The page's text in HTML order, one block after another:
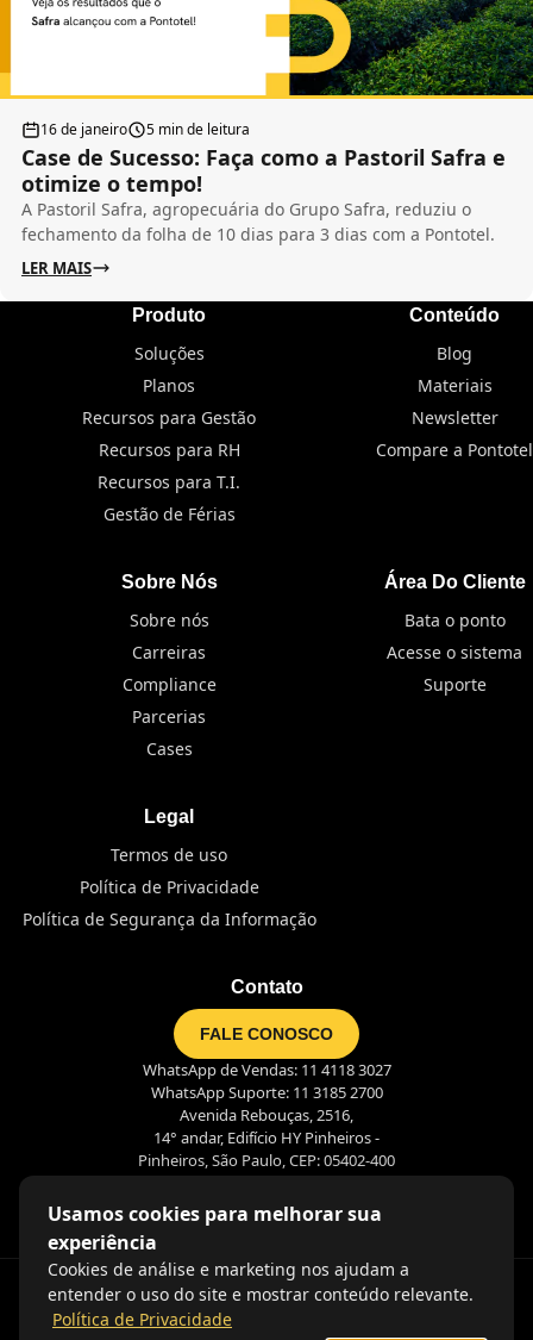
16 de janeiro 5 min de leitura
Case de Sucesso: Faça como a Pastoril Safra e
otimize o tempo!
A Pastoril Safra, agropecuária do Grupo Safra, reduziu o
fechamento da folha de 10 dias para 3 dias com a Pontotel.
LER MAIS
Produto
Soluções
Planos
Recursos para Gestão
Recursos para RH
Recursos para T.I.
Gestão de Férias
Conteúdo
Blog
Materiais
Newsletter
Compare a Pontotel
Sobre Nós
Sobre nós
Carreiras
Compliance
Parcerias
Cases
Área Do Cliente
Bata o ponto
Acesse o sistema
Suporte
Legal
Termos de uso
Política de Privacidade
Política de Segurança da Informação
Contato
FALE CONOSCO
WhatsApp de Vendas: 11 4118 3027
WhatsApp Suporte: 11 3185 2700
Avenida Rebouças, 2516,
14° andar, Edifício HY Pinheiros -
Pinheiros, São Paulo, CEP: 05402-400
Usamos cookies para melhorar sua
experiência
Cookies de análise e marketing nos ajudam a
entender o uso do site e mostrar conteúdo relevante.
Política de Privacidade